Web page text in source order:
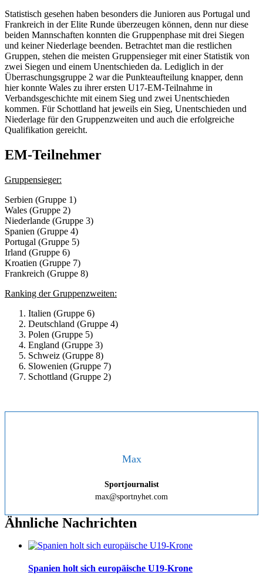
Statistisch gesehen haben besonders die Junioren aus Portugal und
Frankreich in der Elite Runde überzeugen können, denn nur diese
beiden Mannschaften konnten die Gruppenphase mit drei Siegen
und keiner Niederlage beenden. Betrachtet man die restlichen
Gruppen, stehen die meisten Gruppensieger mit einer Statistik von
zwei Siegen und einem Unentschieden da. Lediglich in der
Überraschungsgruppe 2 war die Punkteaufteilung knapper, denn
hier konnte Wales zu ihrer ersten U17-EM-Teilnahme in
Verbandsgeschichte mit einem Sieg und zwei Unentschieden
kommen. Für Schottland hat jeweils ein Sieg, Unentschieden und
Niederlage für den Gruppenzweiten und auch die erfolgreiche
Qualifikation gereicht.
EM-Teilnehmer
Gruppensieger:
Serbien (Gruppe 1)
Wales (Gruppe 2)
Niederlande (Gruppe 3)
Spanien (Gruppe 4)
Portugal (Gruppe 5)
Irland (Gruppe 6)
Kroatien (Gruppe 7)
Frankreich (Gruppe 8)
Ranking der Gruppenzweiten:
Italien (Gruppe 6)
Deutschland (Gruppe 4)
Polen (Gruppe 5)
England (Gruppe 3)
Schweiz (Gruppe 8)
Slowenien (Gruppe 7)
Schottland (Gruppe 2)
Max
Sportjournalist
max@sportnyhet.com
Ähnliche Nachrichten
Spanien holt sich europäische U19-Krone